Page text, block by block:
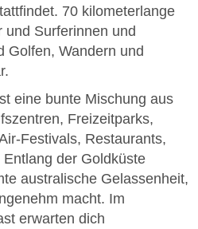
70 kilometerlange
und Surferinnen und
Golfen, Wandern und
eine bunte Mischung aus
Freizeitparks,
Festivals, Restaurants,
der Goldküste
australische Gelassenheit,
macht. Im
erwarten dich